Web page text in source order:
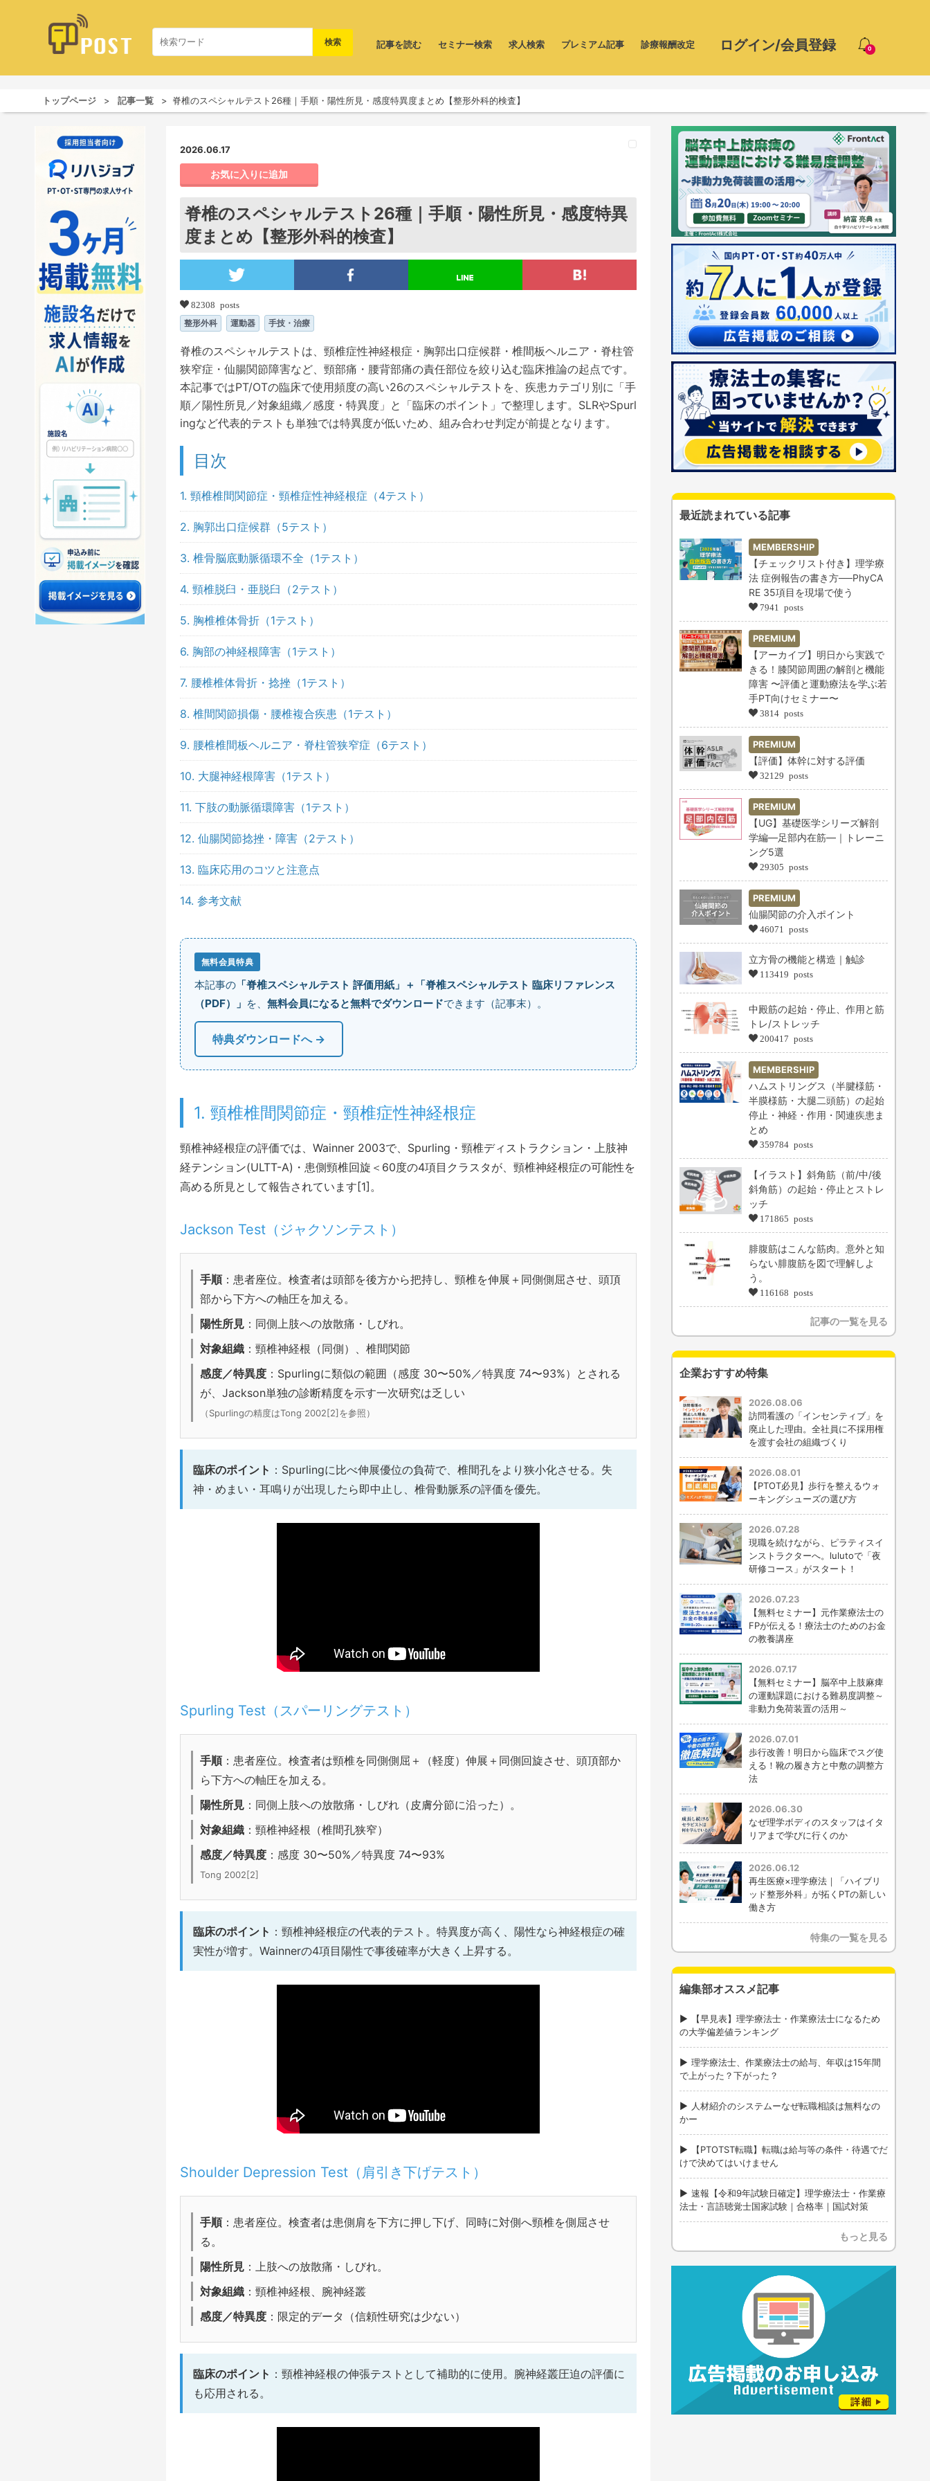
0
ログイン/会員登録
記事を読む セミナー検索 求人検索 プレミアム記事 診療報酬改定
トップページ 記事一覧 脊椎のスペシャルテスト26種｜手順・陽性所見・感度特異度まとめ【整形外科的検査】
2026.06.17
お気に入りに追加
脊椎のスペシャルテスト26種｜手順・陽性所見・感度特異
度まとめ【整形外科的検査】
82308 posts
整形外科 運動器 手技・治療
脊椎のスペシャルテストは、頸椎症性神経根症・胸郭出口症候群・椎間板ヘルニア・脊柱管
狭窄症・仙腸関節障害など、頸部痛・腰背部痛の責任部位を絞り込む臨床推論の起点です。
本記事ではPT/OTの臨床で使用頻度の高い26のスペシャルテストを、疾患カテゴリ別に「手
順／陽性所見／対象組織／感度・特異度」と「臨床のポイント」で整理します。SLRやSpurl
ingなど代表的テストも単独では特異度が低いため、組み合わせ判定が前提となります。
目次
1. 頸椎椎間関節症・頸椎症性神経根症（4テスト）
2. 胸郭出口症候群（5テスト）
3. 椎骨脳底動脈循環不全（1テスト）
4. 頸椎脱臼・亜脱臼（2テスト）
5. 胸椎椎体骨折（1テスト）
6. 胸部の神経根障害（1テスト）
7. 腰椎椎体骨折・捻挫（1テスト）
8. 椎間関節損傷・腰椎複合疾患（1テスト）
9. 腰椎椎間板ヘルニア・脊柱管狭窄症（6テスト）
10. 大腿神経根障害（1テスト）
11. 下肢の動脈循環障害（1テスト）
12. 仙腸関節捻挫・障害（2テスト）
13. 臨床応用のコツと注意点
14. 参考文献
無料会員特典
本記事の「脊椎スペシャルテスト 評価用紙」＋「脊椎スペシャルテスト 臨床リファレンス
（PDF）」 を、 無料会員になると無料でダウンロードできます（記事末）。
特典ダウンロードへ →
1. 頸椎椎間関節症・頸椎症性神経根症
頸椎神経根症の評価では、Wainner 2003で、Spurling・頸椎ディストラクション・上肢神
経テンション(ULTT-A)・患側頸椎回旋＜60度の4項目クラスタが、頸椎神経根症の可能性を
高める所見として報告されています[1]。
Jackson Test（ジャクソンテスト）
手順：患者座位。検査者は頭部を後方から把持し、頸椎を伸展＋同側側屈させ、頭頂
部から下方への軸圧を加える。
陽性所見：同側上肢への放散痛・しびれ。
対象組織：頸椎神経根（同側）、椎間関節
感度／特異度：Spurlingに類似の範囲（感度 30〜50%／特異度 74〜93%）とされる
が、Jackson単独の診断精度を示す一次研究は乏しい
（Spurlingの精度はTong 2002[2]を参照）
臨床のポイント ：Spurlingに比べ伸展優位の負荷で、椎間孔をより狭小化させる。失
神・めまい・耳鳴りが出現したら即中止し、椎骨動脈系の評価を優先。
Spurling Test（スパーリングテスト）
手順：患者座位。検査者は頸椎を同側側屈＋（軽度）伸展＋同側回旋させ、頭頂部か
ら下方への軸圧を加える。
陽性所見：同側上肢への放散痛・しびれ（皮膚分節に沿った）。
対象組織：頸椎神経根（椎間孔狭窄）
感度／特異度：感度 30〜50%／特異度 74〜93%
Tong 2002[2]
臨床のポイント ：頸椎神経根症の代表的テスト。特異度が高く、陽性なら神経根症の確
実性が増す。Wainnerの4項目陽性で事後確率が大きく上昇する。
Shoulder Depression Test（肩引き下げテスト）
手順：患者座位。検査者は患側肩を下方に押し下げ、同時に対側へ頸椎を側屈させ
る。
陽性所見：上肢への放散痛・しびれ。
対象組織：頸椎神経根、腕神経叢
感度／特異度：限定的データ（信頼性研究は少ない）
臨床のポイント ：頸椎神経根の伸張テストとして補助的に使用。腕神経叢圧迫の評価に
も応用される。
最近読まれている記事
MEMBERSHIP
【チェックリスト付き】理学療
法 症例報告の書き方──PhyCA
RE 35項目を現場で使う
7941 posts
PREMIUM
【アーカイブ】明日から実践で
きる！膝関節周囲の解剖と機能
障害 〜評価と運動療法を学ぶ若
手PT向けセミナー〜
3814 posts
PREMIUM
【評価】体幹に対する評価
32129 posts
PREMIUM
【UG】基礎医学シリーズ解剖
学編―足部内在筋―｜トレーニ
ング5選
29305 posts
PREMIUM
仙腸関節の介入ポイント
46071 posts
立方骨の機能と構造｜触診
113419 posts
中殿筋の起始・停止、作用と筋
トレ/ストレッチ
200417 posts
MEMBERSHIP
ハムストリングス（半腱様筋・
半膜様筋・大腿二頭筋）の起始
停止・神経・作用・関連疾患ま
とめ
359784 posts
【イラスト】斜角筋（前/中/後
斜角筋）の起始・停止とストレ
ッチ
171865 posts
腓腹筋はこんな筋肉。意外と知
らない腓腹筋を図で理解しよ
う。
116168 posts
記事の一覧を見る
企業おすすめ特集
2026.08.06
訪問看護の「インセンティブ」を
廃止した理由。全社員に不採用権
を渡す会社の組織づくり
2026.08.01
【PTOT必見】歩行を整えるウォ
ーキングシューズの選び方
2026.07.28
現職を続けながら、ピラティスイ
ンストラクターへ。lulutoで「夜
研修コース」がスタート！
2026.07.23
【無料セミナー】元作業療法士の
FPが伝える！療法士のためのお金
の教養講座
2026.07.17
【無料セミナー】脳卒中上肢麻痺
の運動課題における難易度調整～
非動力免荷装置の活用～
2026.07.01
歩行改善！明日から臨床でスグ使
える！靴の履き方と中敷の調整方
法
2026.06.30
なぜ理学ボディのスタッフはイタ
リアまで学びに行くのか
2026.06.12
再生医療×理学療法｜「ハイブリ
ッド整形外科」が拓くPTの新しい
働き方
特集の一覧を見る
編集部オススメ記事
【早見表】理学療法士・作業療法士になるため
の大学偏差値ランキング
理学療法士、作業療法士の給与、年収は15年間
で上がった？下がった？
人材紹介のシステムーなぜ転職相談は無料なの
かー
【PTOTST転職】転職は給与等の条件・待遇でだ
けで決めてはいけません
速報【令和9年試験日確定】理学療法士・作業療
法士・言語聴覚士国家試験｜合格率｜国試対策
もっと見る